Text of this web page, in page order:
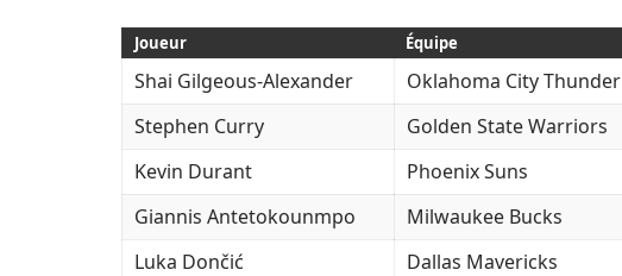
Joueur Équipe
Shai Gilgeous-Alexander Oklahoma City Thunder
Stephen Curry
Golden State Warriors
Kevin Durant
Phoenix Suns
Giannis Antetokounmpo
Milwaukee Bucks
Luka Dončić
Dallas Mavericks